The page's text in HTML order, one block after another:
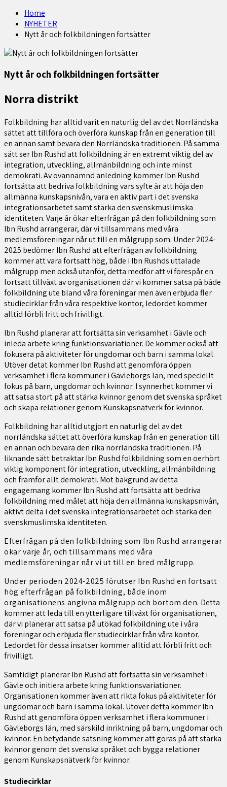
Home
NYHETER
Nytt år och folkbildningen fortsätter
Nytt år och folkbildningen fortsätter
Norra distrikt
Folkbildning har alltid varit en naturlig del av det Norrländska
sättet att tillföra och överföra kunskap från en generation till
en annan samt bevara den Norrländska traditionen. På samma
sätt ser Ibn Rushd att folkbildning är en extremt viktig del av
integration, utveckling, allmänbildning och inte minst
demokrati. Av ovannämnd anledning kommer Ibn Rushd
fortsätta att bedriva folkbildning vars syfte är att höja den
allmänna kunskapsnivån, vara en aktiv part i det svenska
integrationsarbetet samt stärka den svenskmuslimska
identiteten. Varje år ökar efterfrågan på den folkbildning som
Ibn Rushd arrangerar, där vi tillsammans med våra
medlemsföreningar når ut till en målgrupp som. Under 2024-
2025 bedömer Ibn Rushd att efterfrågan av folkbildning
kommer att vara fortsatt hög, både i Ibn Rushds uttalade
målgrupp men också utanför, detta medför att vi förespår en
fortsatt tillväxt av organisationen där vi kommer satsa på både
folkbildning ute bland våra föreningar men även erbjuda fler
studiecirklar från våra respektive kontor, ledordet kommer
alltid förbli fritt och frivilligt.
Ibn Rushd planerar att fortsätta sin verksamhet i Gävle och
inleda arbete kring funktionsvariationer. De kommer också att
fokusera på aktiviteter för ungdomar och barn i samma lokal.
Utöver detat kommer Ibn Rushd att genomföra öppen
verksamhet i flera kommuner i Gävleborgs län, med speciellt
fokus på barn, ungdomar och kvinnor. I synnerhet kommer vi
att satsa stort på att stärka kvinnor genom det svenska språket
och skapa relationer genom Kunskapsnätverk för kvinnor.
Folkbildning har alltid utgjort en naturlig del av det
norrländska sättet att överföra kunskap från en generation till
en annan och bevara den rika norrländska traditionen. På
liknande sätt betraktar Ibn Rushd folkbildning som en oerhört
viktig komponent för integration, utveckling, allmänbildning
och framför allt demokrati. Mot bakgrund av detta
engagemang kommer Ibn Rushd att fortsätta att bedriva
folkbildning med målet att höja den allmänna kunskapsnivån,
aktivt delta i det svenska integrationsarbetet och stärka den
svenskmuslimska identiteten.
Efterfrågan på den folkbildning som Ibn Rushd arrangerar
ökar varje år, och tillsammans med våra
medlemsföreningar når vi ut till en bred målgrupp.
Under perioden 2024-2025 förutser Ibn Rushd en fortsatt
hög efterfrågan på folkbildning, både inom
organisationens angivna målgrupp och bortom den. Detta
kommer att leda till en ytterligare tillväxt för organisationen,
där vi planerar att satsa på utökad folkbildning ute i våra
föreningar och erbjuda fler studiecirklar från våra kontor.
Ledordet för dessa insatser kommer alltid att förbli fritt och
frivilligt.
Samtidigt planerar Ibn Rushd att fortsätta sin verksamhet i
Gävle och initiera arbete kring funktionsvariationer.
Organisationen kommer även att rikta fokus på aktiviteter för
ungdomar och barn i samma lokal. Utöver detta kommer Ibn
Rushd att genomföra öppen verksamhet i flera kommuner i
Gävleborgs län, med särskild inriktning på barn, ungdomar och
kvinnor. En betydande satsning kommer att göras på att stärka
kvinnor genom det svenska språket och bygga relationer
genom Kunskapsnätverk för kvinnor.
Studiecirklar